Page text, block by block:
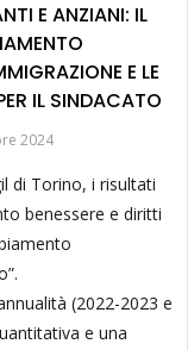
E ANZIANI: IL
E LE
IL SINDACATO
2024
di Torino, i risultati
benessere e diritti
(2022-2023 e
e una